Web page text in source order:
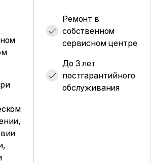
Ремонт в
собственном
сервисном центре
До 3 лет
постгарантийного
обслуживания